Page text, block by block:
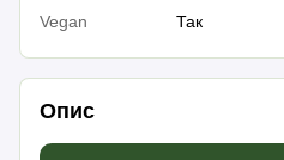
Vegan
Так
Опис